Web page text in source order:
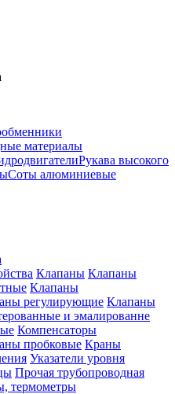
материалы
Рукава высокого
Соты алюминиевые
Клапаны Клапаны
Клапаны
регулирующие Клапаны
и эмалированне
Компенсаторы
пробковые Краны
Указатели уровня
Прочая трубопроводная
термометры